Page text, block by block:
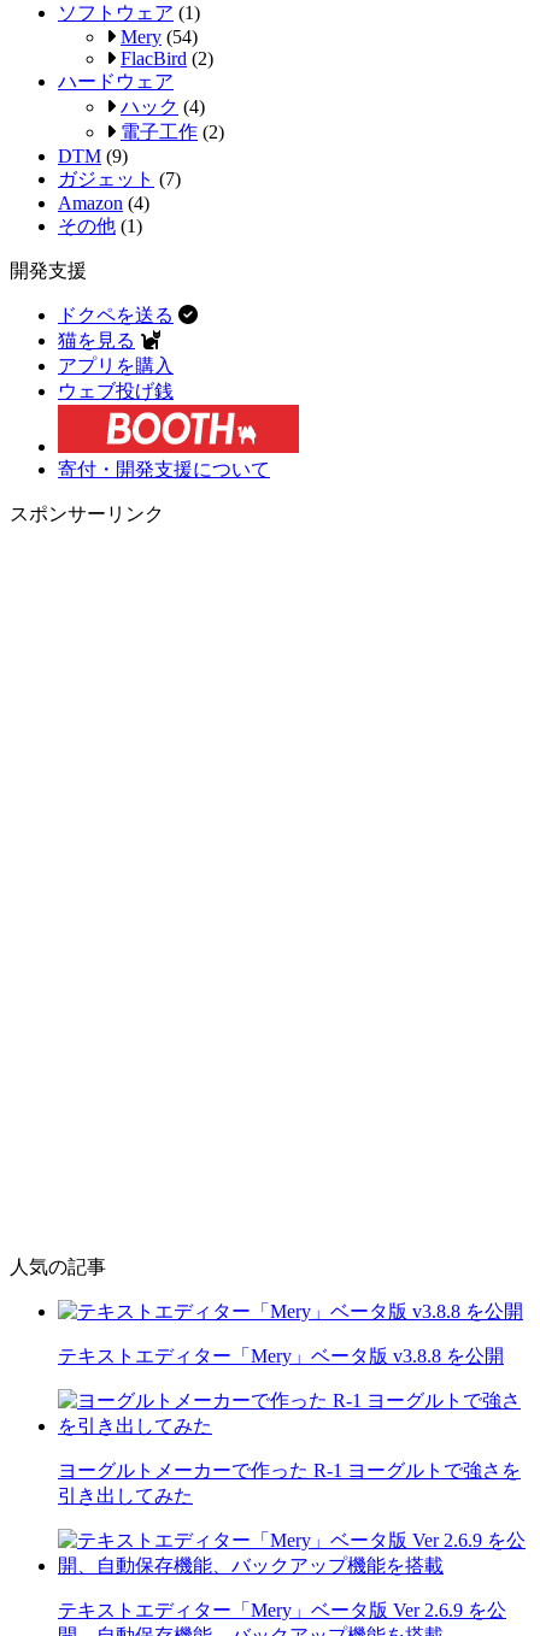
ソフトウェア (1)
Mery (54)
FlacBird (2)
ハードウェア
ハック (4)
電子工作 (2)
DTM (9)
ガジェット (7)
Amazon (4)
その他 (1)
開発支援
ドクペを送る
猫を見る
アプリを購入
ウェブ投げ銭
寄付・開発支援について
スポンサーリンク
人気の記事
テキストエディター「Mery」ベータ版 v3.8.8 を公開
ヨーグルトメーカーで作った R-1 ヨーグルトで強さを
引き出してみた
テキストエディター「Mery」ベータ版 Ver 2.6.9 を公